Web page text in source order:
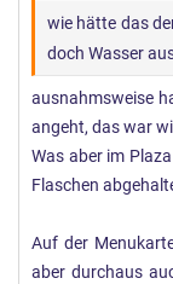
wie hätte das
doch Wasser
ausnahmsweise
angeht, das war
Was aber im
Flaschen
Auf der
aber durchaus